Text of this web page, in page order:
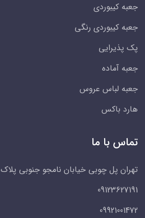
جعبه کیبوردی
جعبه کیبوردی رنگی
پک پذیرایی
جعبه آماده
جعبه لباس عروس
هارد باکس
تماس با ما
تهران پل چوبی خیابان نامجو جنوبی پلاک 83
09123627191
09921001472